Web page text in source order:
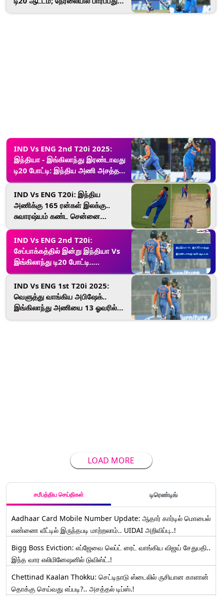
IND Vs ENG 2nd T20i 2025:
இந்தியா - இங்கிலாந்து இரண்டாவது
டி20 போட்டி: இந்திய அணி அசத்தல்
வெற்றி.!
IND Vs ENG T20i: இந்திய
அணிக்கு 165 ரன்கள் இலக்கு..
சுவாரஷ்யம் கண்ட சென்னை
சேப்பாக்கம் மைதானம்.!
IND Vs ENG 2nd T20i:
சேப்பாக்கத்தில் இன்று இந்தியா Vs
இங்கிலாந்து டி20 போட்டி..
நேரலையை பார்ப்பது எப்படி?
சேப்பாக்கம் செல்வோருக்கு டிப்ஸ்.!
IND Vs ENG 1st T20i 2025:
வெளுத்து வாங்கிய அபிஷேக்..
இங்கிலாந்து அணியை 13 ஓவரில்
LOAD MORE
சமீபத்திய செய்திகள் டிரெண்டிங்
Aadhaar Card Mobile Number Update: ஆதார் கார்டில் மொபைல்
எண்ணை வீட்டில் இருந்தபடி மாற்றலாம்.. UIDAI அறிவிப்பு..!
Bigg Boss Eviction: எப்ஜேவை லெப்ட் ரைட் வாங்கிய விஜய் சேதுபதி..
இந்த வார எலிமினேஷனில் டுவிஸ்ட்.!
Chettinad Kaalan Thokku: செட்டிநாடு ஸ்டைலில் ருசியான காளான்
தொக்கு செய்வது எப்படி?.. அசத்தல் டிப்ஸ்.!